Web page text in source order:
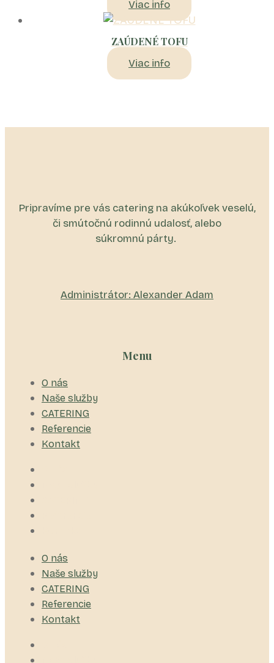
Viac info
ZAÚDENÉ TOFU
Viac info
Pripravíme pre vás catering na akúkoľvek veselú,
či smútočnú rodinnú udalosť, alebo
súkromnú párty.
Administrátor: Alexander Adam
Menu
O nás
Naše služby
CATERING
Referencie
Kontakt
O nás
Naše služby
CATERING
Referencie
Kontakt